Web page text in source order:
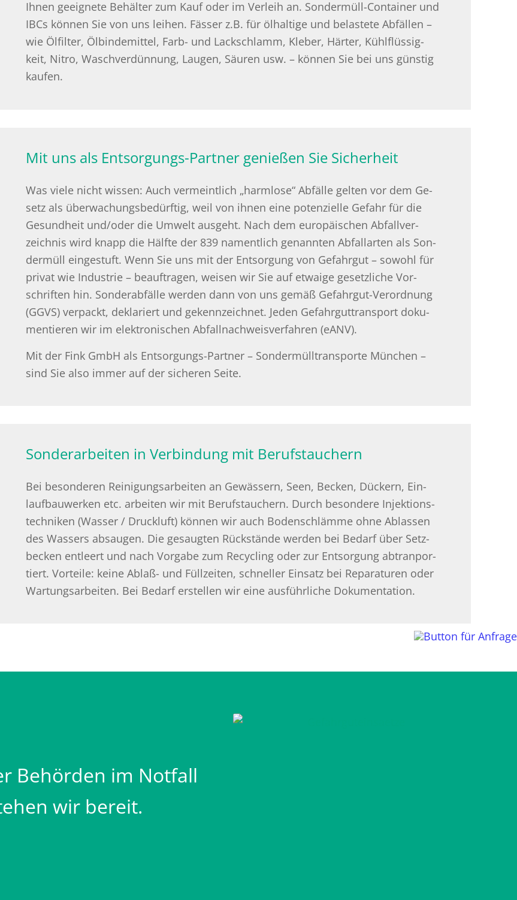
Ihnen ge­eig­ne­te Be­häl­ter zum Kauf oder im Ver­leih an. Son­der­müll-Con­tai­ner und
IBCs kön­nen Sie von uns lei­hen. Fäs­ser z.B. für öl­hal­ti­ge und be­las­te­te Ab­fäl­len –
wie Öl­fil­ter, Öl­bin­de­mit­tel, Farb- und Lack­schlamm, Kle­ber, Här­ter, Kühl­flüs­sig­
keit, Nitro, Wasch­ver­dün­nung, Lau­gen, Säu­ren usw. – kön­nen Sie bei uns güns­tig
kau­fen.
Mit uns als Entsorgungs-Partner genießen Sie Sicherheit
Was viele nicht wis­sen: Auch ver­meint­lich „harm­lo­se“ Ab­fäl­le gel­ten vor dem Ge­
setz als über­wa­chungs­be­dürf­tig, weil von ihnen eine po­ten­zi­el­le Ge­fahr für die
Ge­sund­heit und/oder die Um­welt aus­geht. Nach dem eu­ro­päi­schen Ab­fall­ver­
zeich­nis wird knapp die Hälf­te der 839 na­ment­lich ge­nann­ten Ab­fall­ar­ten als Son­
der­müll ein­ge­stuft. Wenn Sie uns mit der Ent­sor­gung von Ge­fahr­gut – so­wohl für
pri­vat wie In­dus­trie – be­auf­tra­gen, wei­sen wir Sie auf et­wai­ge ge­setz­li­che Vor­
schrif­ten hin. Son­der­ab­fäl­le wer­den dann von uns gemäß Ge­fahr­gut-Ver­ord­nung
(GGVS) ver­packt, de­kla­riert und ge­kenn­zeich­net. Jeden Ge­fahr­gut­trans­port do­ku­
men­tie­ren wir im elek­tro­ni­schen Ab­fall­nach­weis­ver­fah­ren (eANV).
Mit der Fink GmbH als Ent­sor­gungs-Part­ner – Son­der­müll­trans­por­te Mün­chen –
sind Sie also immer auf der si­che­ren Seite.
Sonderarbeiten in Verbindung mit Berufstauchern
Bei be­son­de­ren Rei­ni­gungs­ar­bei­ten an Ge­wäs­sern, Seen, Be­cken, Dü­ckern, Ein­
lauf­bau­wer­ken etc. ar­bei­ten wir mit Be­rufs­tau­chern. Durch be­son­de­re In­jek­ti­ons­
tech­ni­ken (Was­ser / Druck­luft) kön­nen wir auch Bo­den­schläm­me ohne Ab­las­sen
des Was­sers ab­sau­gen. Die ge­saug­ten Rück­stän­de wer­den bei Be­darf über Setz­
be­cken ent­leert und nach Vor­ga­be zum Re­cy­cling oder zur Ent­sor­gung ab­tran­por­
tiert. Vor­tei­le: keine Ab­laß- und Füll­zei­ten, schnel­ler Ein­satz bei Re­pa­ra­tu­ren oder
War­tungs­ar­bei­ten. Bei Be­darf er­stel­len wir eine aus­führ­li­che Do­ku­men­ta­ti­on.
Behörden im Notfall
wir bereit.